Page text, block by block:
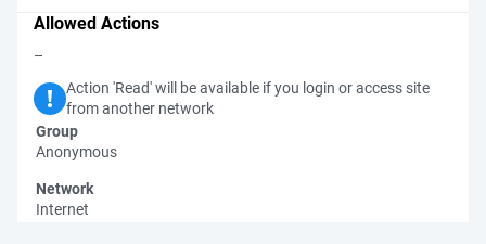
Allowed Actions
–
Action 'Read' will be available if you login or access site
from another network
Group
Anonymous
Network
Internet